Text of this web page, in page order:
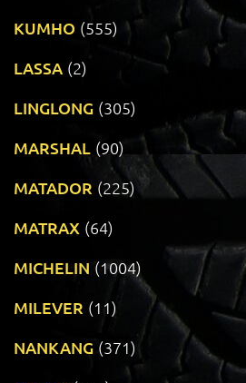
KUMHO (555)
LASSA (2)
LINGLONG (305)
MARSHAL (90)
MATADOR (225)
MATRAX (64)
MICHELIN (1004)
MILEVER (11)
NANKANG (371)